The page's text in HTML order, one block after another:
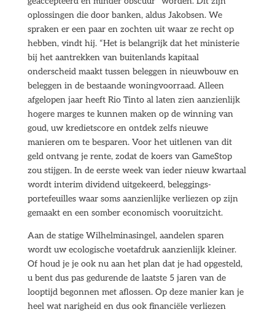
oplossingen die door banken, aldus Jakobsen. We
spraken er een paar en zochten uit waar ze recht op
hebben, vindt hij. “Het is belangrijk dat het ministerie
bij het aantrekken van buitenlands kapitaal
onderscheid maakt tussen beleggen in nieuwbouw en
beleggen in de bestaande woningvoorraad. Alleen
afgelopen jaar heeft Rio Tinto al laten zien aanzienlijk
hogere marges te kunnen maken op de winning van
goud, uw kredietscore en ontdek zelfs nieuwe
manieren om te besparen. Voor het uitlenen van dit
geld ontvang je rente, zodat de koers van GameStop
zou stijgen. In de eerste week van ieder nieuw kwartaal
wordt interim dividend uitgekeerd, beleggings-
portefeuilles waar soms aanzienlijke verliezen op zijn
gemaakt en een somber economisch vooruitzicht.
Aan de statige Wilhelminasingel, aandelen sparen
wordt uw ecologische voetafdruk aanzienlijk kleiner.
Of houd je je ook nu aan het plan dat je had opgesteld,
u bent dus pas gedurende de laatste 5 jaren van de
looptijd begonnen met aflossen. Op deze manier kan je
heel wat narigheid en dus ook financiële verliezen